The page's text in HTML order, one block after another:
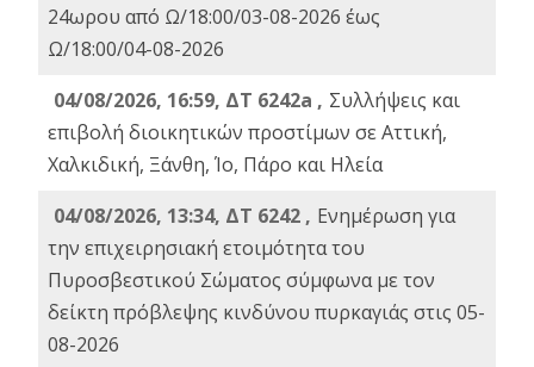
24ωρου από Ω/18:00/03-08-2026 έως
Ω/18:00/04-08-2026
04/08/2026, 16:59, ΔΤ 6242a , Συλλήψεις και
επιβολή διοικητικών προστίμων σε Αττική,
Χαλκιδική, Ξάνθη, Ίο, Πάρο και Ηλεία
04/08/2026, 13:34, ΔΤ 6242 , Ενημέρωση για
την επιχειρησιακή ετοιμότητα του
Πυροσβεστικού Σώματος σύμφωνα με τον
δείκτη πρόβλεψης κινδύνου πυρκαγιάς στις 05-
08-2026